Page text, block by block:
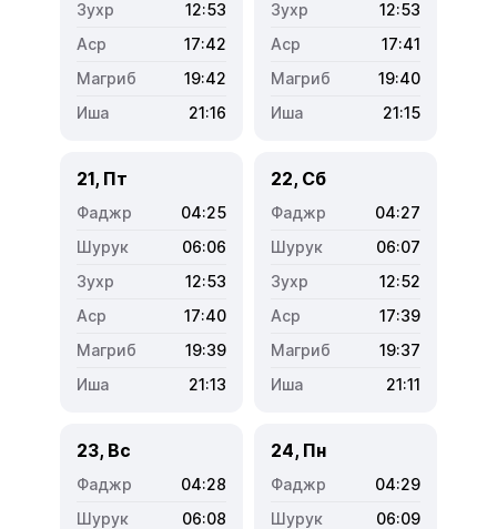
12:53
17:42
19:42
21:16
12:53
17:41
19:40
21:15
21, Пт
04:25
06:06
12:53
17:40
19:39
21:13
22, Сб
04:27
06:07
12:52
17:39
19:37
21:11
23, Вс
04:28
06:08
24, Пн
04:29
06:09